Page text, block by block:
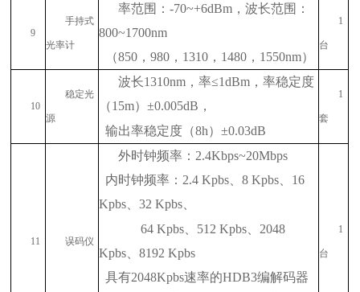
9
手持式
光率计
率范围：-70~+6dBm ，波长范围：
800~1700nm
（850 ，980 ， 1310 ， 1480 ， 1550nm）
1
台
10
稳定光
源
波长1310nm ，率≤1dBm ，率稳定度
（15m）±0.005dB ，
输出率稳定度（8h）±0.03dB
1
套
11 误码仪
外时钟频率： 2.4Kbps~20Mbps
内时钟频率： 2.4 Kpbs 、8 Kpbs
16
Kpbs 、32 Kpbs
64 Kpbs
512 Kpbs
2048
Kpbs 、8192 Kpbs
具有2048Kpbs速率的HDB3编解码器
1
台